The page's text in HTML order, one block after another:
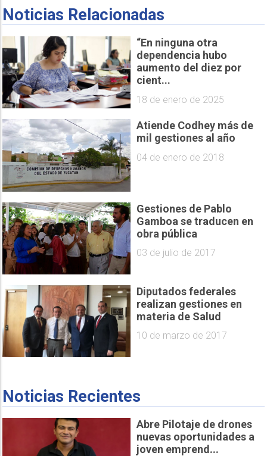
Noticias Relacionadas
“En ninguna otra
dependencia hubo
aumento del diez por
cient...
18 de enero de 2025
Atiende Codhey más de
mil gestiones al año
04 de enero de 2018
Gestiones de Pablo
Gamboa se traducen en
obra pública
03 de julio de 2017
Diputados federales
realizan gestiones en
materia de Salud
10 de marzo de 2017
Noticias Recientes
Abre Pilotaje de drones
nuevas oportunidades a
joven emprend...